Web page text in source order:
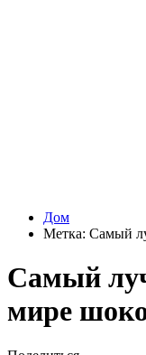
Дом
Метка: Самый
Самый
мире